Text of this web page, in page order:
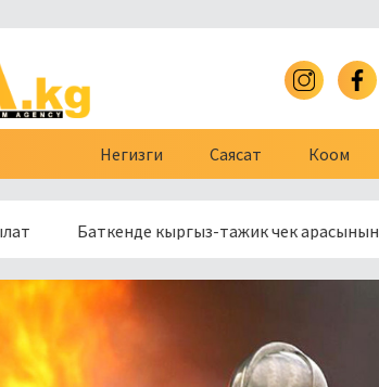
Негизги Саясат Коом
Баткенде кыргыз-тажик чек арасынын 160